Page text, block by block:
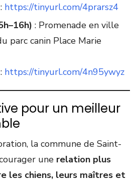
https://tinyurl.com/4prarsz4
: Promenade en ville
parc canin Place Marie
https://tinyurl.com/4n95ywyz
pour un meilleur
la commune de Saint-
une relation plus
les chiens, leurs maîtres et